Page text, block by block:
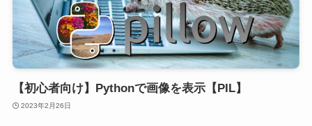
【初心者向け】Pythonで画像を表示【PIL】
2023年2月26日